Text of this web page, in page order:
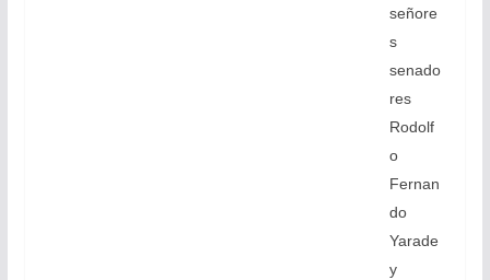
señore
s
senado
res
Rodolf
o
Fernan
do
Yarade
y